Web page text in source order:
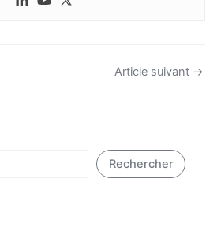
Article suivant →
Rechercher